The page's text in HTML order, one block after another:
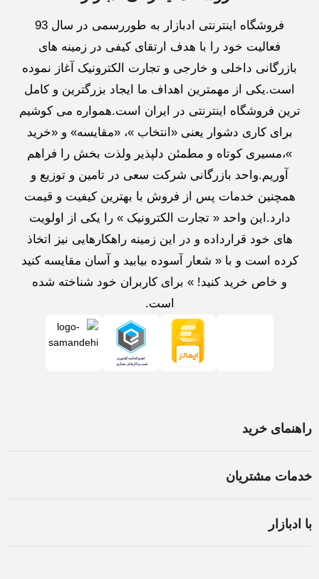
فروشگاه اینترنتی ادبازار به طوررسمی در سال 93
فعالیت خود را با هدف ارتقای کیفی در زمینه های
بازرگانی داخلی و خارجی و تجارت الکترونیک آغاز نموده
است.یکی از مهمترین اهداف ما ایجاد بزرگترین و کامل
ترین فروشگاه اینترنتی در ایران است.همواره می کوشیم
برای کاری دشوار یعنی «انتخاب »، «مقایسه» و «خرید
»،مسیری کوتاه و مطمئن دلپذیر ولذت بخش را فراهم
آوریم.واحد بازرگانی شرکت سعی در تامین و توزیع و
همچنین خدمات پس از فروش با بهترین کیفیت و قیمت
دارد.این واحد « تجارت الکترونیک » را یکی از اولویت
های خود قرارداده و در این زمینه راهکارهایی نیز اتخاذ
کرده است و با « شعار آسوده بیابید و آسان مقایسه کنید
و خاص خرید کنید! » برای کاربران خود شناخته شده
است.
راهنمای خرید
ثبت سفارش
خدمات مشتریان
با ادبازار